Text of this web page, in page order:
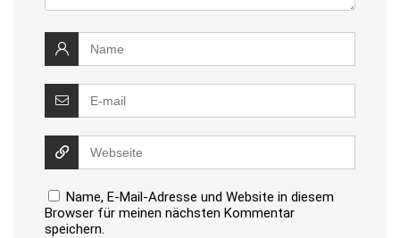
Name, E-Mail-Adresse und Website in diesem
Browser für meinen nächsten Kommentar
speichern.